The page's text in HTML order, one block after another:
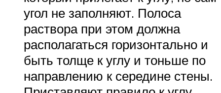
угол не заполняют. Полоса
раствора при этом должна
располагаться горизонтально и
быть толще к углу и тоньше по
направлению к середине стены.